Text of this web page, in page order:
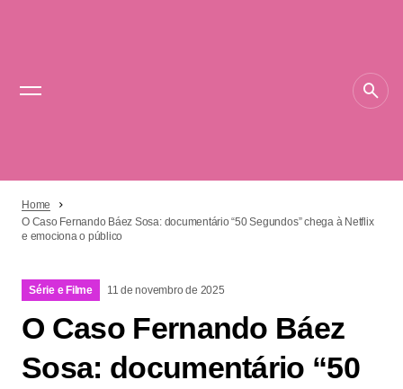
Home
O Caso Fernando Báez Sosa: documentário “50 Segundos” chega à Netflix
e emociona o público
Série e Filme 11 de novembro de 2025
O Caso Fernando Báez
Sosa: documentário “50